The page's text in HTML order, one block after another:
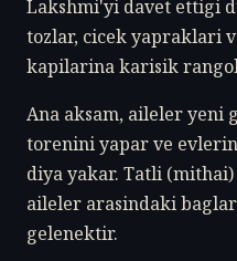
Lakshmi'yi davet ettigi
tozlar, cicek yapraklari
kapilarina karisik
Ana aksam, aileler yeni
torenini yapar ve
diya yakar. Tatli
aileler arasindaki
gelenektir.